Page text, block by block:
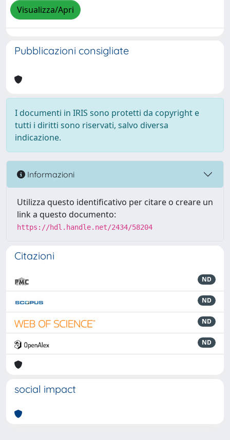
Visualizza/Apri
Pubblicazioni consigliate
I documenti in IRIS sono protetti da copyright e
tutti i diritti sono riservati, salvo diversa
indicazione.
Informazioni
Utilizza questo identificativo per citare o creare un
link a questo documento:
https://hdl.handle.net/2434/58204
Citazioni
ND
ND
ND
ND
social impact